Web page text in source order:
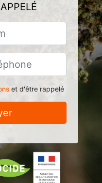
et d'être rappelé